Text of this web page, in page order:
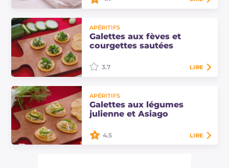
fondue de fontine sont de délicieux
amuse-bouches préparés avec des
ingrédients typiques de la Vallée
APÉRITIFS
Galettes aux fèves et
courgettes sautées
sautées sont une collation idéale
pour un apéritif savoureux et léger.
Un finger food délicat avec des…
3.7 LIRE
APÉRITIFS
Galettes aux légumes
julienne et Asiago
4.5 LIRE